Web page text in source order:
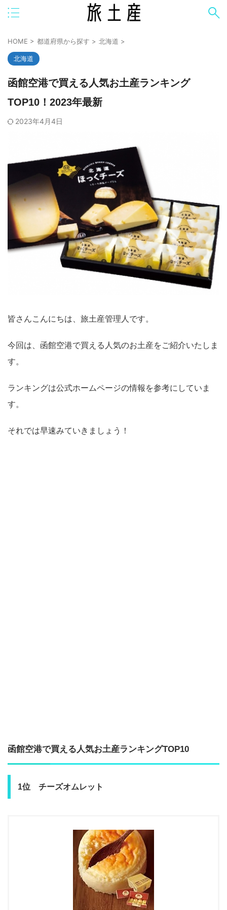
HOME > 都道府県から探す > 北海道 >
北海道
函館空港で買える人気お土産ランキング
TOP10！2023年最新
2023年4月4日
皆さんこんにちは、旅土産管理人です。
今回は、函館空港で買える人気のお土産をご紹介いたしま
す。
ランキングは公式ホームページの情報を参考にしていま
す。
それでは早速みていきましょう！
函館空港で買える人気お土産ランキングTOP10
1位 チーズオムレット